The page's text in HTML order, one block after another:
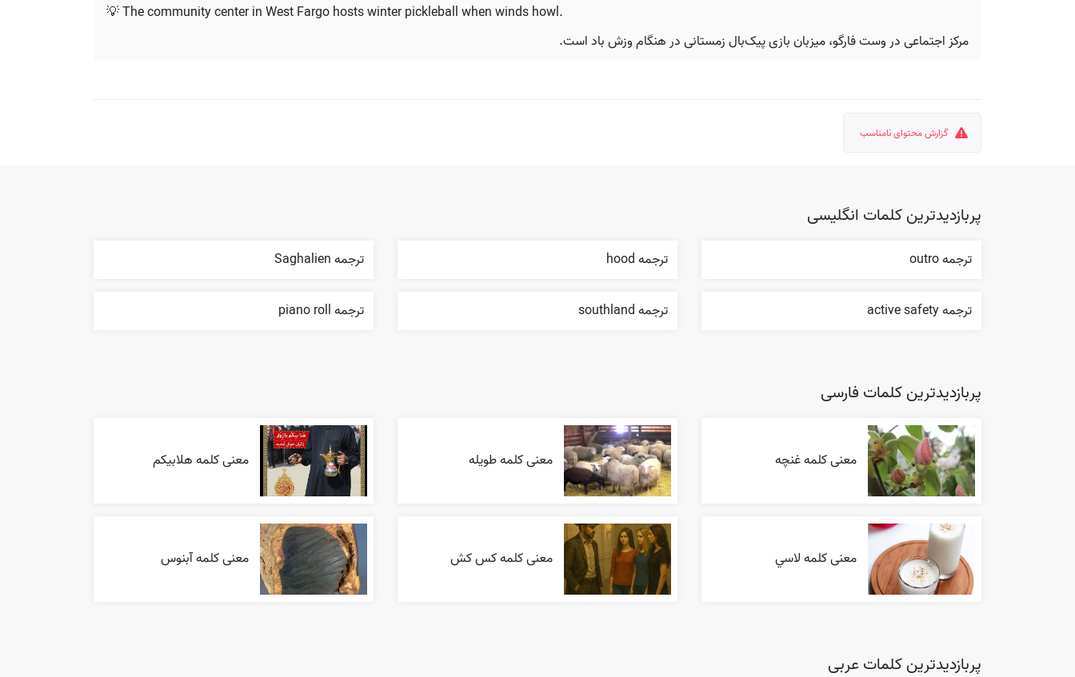
💡 The community center in West Fargo hosts winter pickleball when winds howl.
مرکز اجتماعی در وست فارگو، میزبان بازی پیک‌بال زمستانی در هنگام وزش باد است.
گزارش محتوای نامناسب
پربازدیدترین کلمات انگلیسی
ترجمه outro ترجمه hood ترجمه Saghalien
ترجمه active safety ترجمه southland ترجمه piano roll
پربازدیدترین کلمات فارسی
معنی کلمه غنچه معنی کلمه طویله معنی کلمه هلابیکم
معنی کلمه لاسي معنی کلمه کس کش معنی کلمه آبنوس
پربازدیدترین کلمات عربی